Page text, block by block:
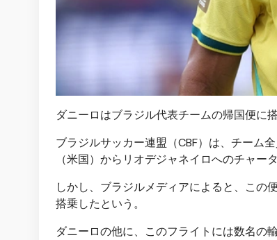
ダニーロはブラジル代表チームの帰国便に
ブラジルサッカー連盟（CBF）は、チーム
（米国）からリオデジャネイロへのチャー
しかし、ブラジルメディアによると、この
搭乗したという。
ダニーロの他に、このフライトには数名の